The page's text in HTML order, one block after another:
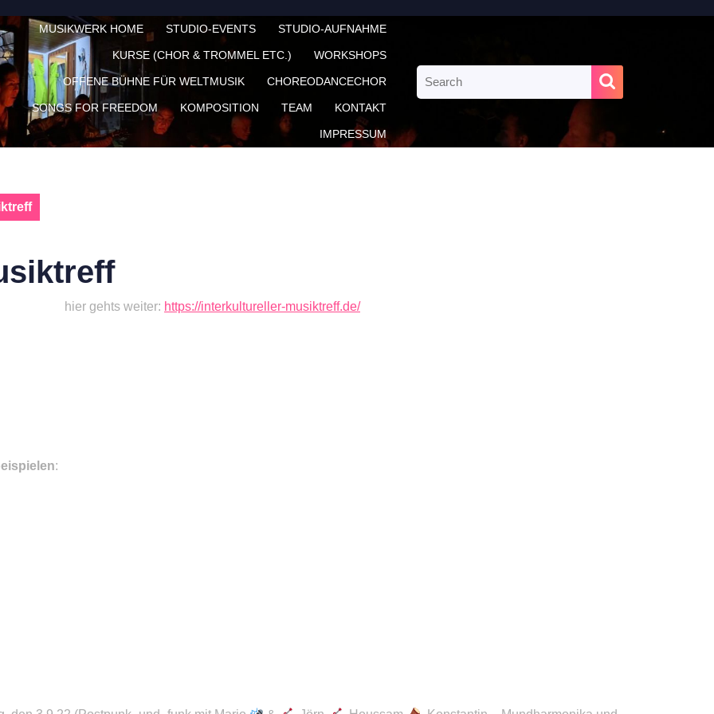
MUSIKWERK HOME STUDIO-EVENTS STUDIO-AUFNAHME
KURSE (CHOR & TROMMEL ETC.) WORKSHOPS
OFFENE BÜHNE FÜR WELTMUSIK CHOREODANCECHOR
SONGS FOR FREEDOM KOMPOSITION TEAM KONTAKT
IMPRESSUM
for:
hier gehts weiter: https://interkultureller-musiktreff.de/
: